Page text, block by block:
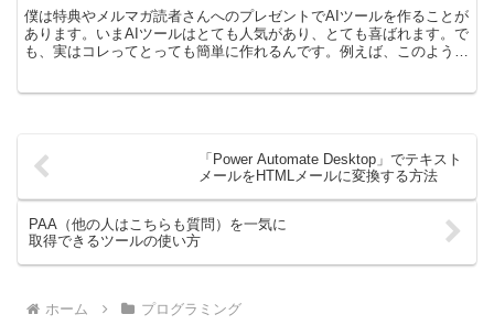
僕は特典やメルマガ読者さんへのプレゼントでAIツールを作ることが
あります。いまAIツールはとても人気があり、とても喜ばれます。で
も、実はコレってとっても簡単に作れるんです。例えば、このような
「Power Automate Desktop」でテキスト
メールをHTMLメールに変換する方法
PAA（他の人はこちらも質問）を一気に
取得できるツールの使い方
ホーム プログラミング